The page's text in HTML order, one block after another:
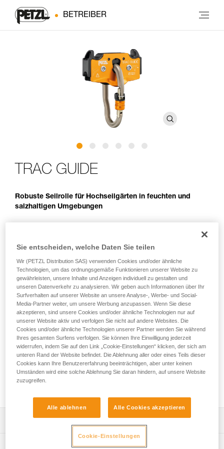
BETREIBER
TRAC GUIDE
Robuste Seilrolle für Hochseilgärten in feuchten und
salzhaltigen Umgebungen
geformten Karabiner mit geschlossenem Auge ausgestattet
installiert werden. Wenn die Seilrolle am Ende der Seilbahn
an die Bremse stößt, dreht sich der Karabiner, sodass die
Seilrolle am Drahtseil gehalten wird. Die Enden sind mit
Stoppern versehen, um ein Einklemmen der Finger zu
verhindern. Zwei Auflagebereiche für die Karabiner
verhindern die Abnutzung durch Scheuern am Drahtseil. Die
Verbindungsmittel JOKO und AVENTEX werden direkt in den
Karabiner eingebaut, um die Einheit vor Herabfallen zu
schützen. Die verstärkte Bauweise des Karabiners bietet
erhöhten Schutz gegen Verschleiß und Korrosion in feuchten
und salzhaltigen Umgebungen. Die Lebensdauer wird durch
die robusten Lager sowie den Karabiner und die Stopper, die
Leistungsverzeichnis
Technische Spezifikationen
Sie entscheiden, welche Daten Sie teilen
Wir (PETZL Distribution SAS) verwenden Cookies und/oder ähnliche
Technologien, um das ordnungsgemäße Funktionieren unserer Website zu
gewährleisten, unsere Inhalte und Anzeigen individuell zu gestalten und
unseren Datenverkehr zu analysieren. Wir geben auch Informationen über Ihr
Surfverhalten auf unserer Website an unsere Analyse-, Werbe- und Social-
Media-Partner weiter, um unsere Werbung anzupassen. Wenn Sie diese
akzeptieren, sind unsere Cookies und/oder ähnliche Technologien nur auf
unserer Website aktiv und verfolgen Sie nicht auf andere Websites. Die
Cookies und/oder ähnliche Technologien unserer Partner werden Sie während
Ihres gesamten Surfens verfolgen. Sie können Ihre Einwilligung jederzeit
widerrufen, indem Sie auf den Link „Cookie-Einstellungen“ klicken, der sich am
unteren Rand der Website befindet. Die Ablehnung aller oder eines Teils dieser
Cookies kann Ihre Benutzererfahrung beeinträchtigen, aber unter keinen
Umständen wird eine solche Ablehnung Sie daran hindern, auf unsere Website
zuzugreifen.
Alle ablehnen Alle Cookies akzeptieren
Cookie-Einstellungen